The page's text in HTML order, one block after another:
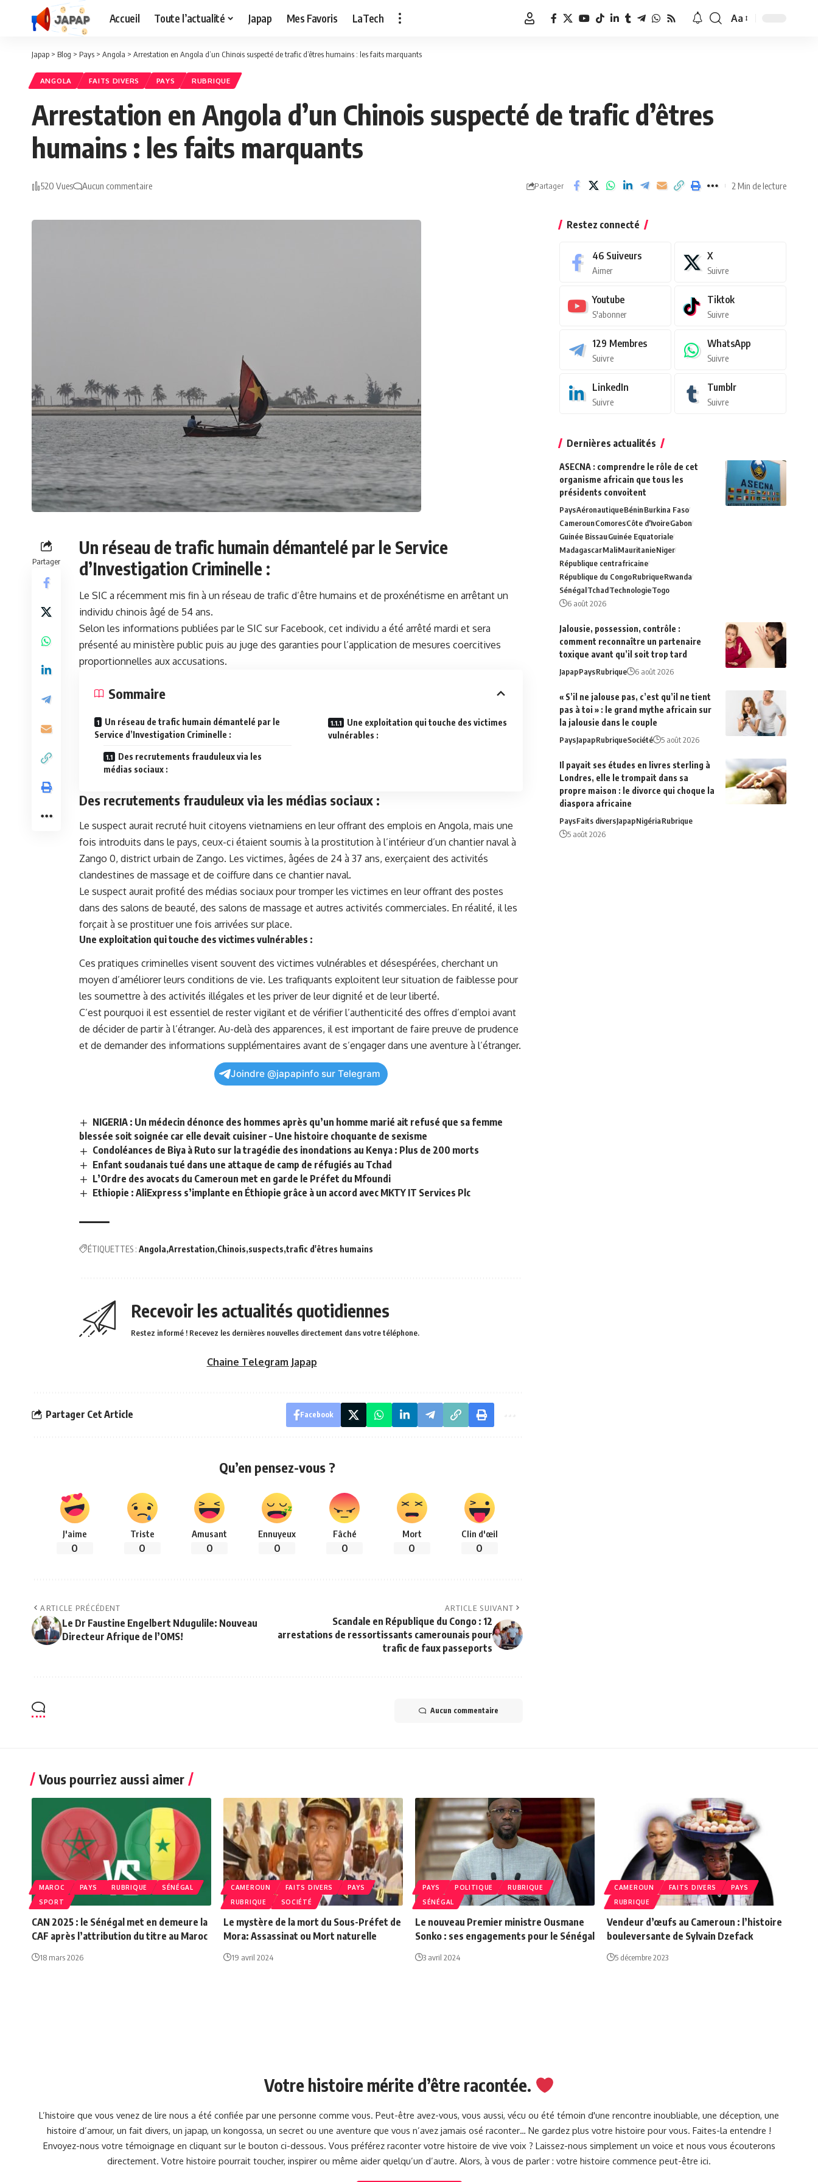
Accueil Toute l’actualité Japap Mes Favoris LaTech
Redimensionner
Aa
Japap > Blog > Pays > Angola > Arrestation en Angola d’un Chinois suspecté de trafic d’êtres humains : les faits marquants
ANGOLA FAITS DIVERS PAYS RUBRIQUE
Arrestation en Angola d’un Chinois suspecté de trafic d’êtres
humains : les faits marquants
520 Vues Aucun commentaire Partager 2 Min de lecture
Partager
Un réseau de trafic humain démantelé ‍par le‌ Service
d’Investigation Criminelle⁤ :
Le SIC a récemment mis fin à un réseau de trafic d’être humains et de⁣ proxénétisme en ‌arrêtant un
individu chinois ‌âgé de 54 ans.
Selon les informations publiées par le⁢ SIC sur Facebook, cet individu a été arrêté mardi et sera
présenté au ministère public puis au juge des garanties pour ⁣l’application de ‍mesures coercitives
⁣proportionnelles aux accusations.
Sommaire
Un réseau de trafic humain démantelé ‍par le‌
Service d’Investigation Criminelle⁤ :
Des recrutements‌ frauduleux via les
médias sociaux :
Une exploitation qui touche ⁢des victimes‌
vulnérables :
Des recrutements‌ frauduleux via les médias sociaux :
Le suspect aurait recruté huit citoyens vietnamiens ⁤en leur‌ offrant ⁤des emplois en Angola, mais une
fois introduits dans le pays, ⁢ceux-ci étaient soumis à la ⁤prostitution⁣ à l’intérieur ‌d’un chantier naval à​
Zango 0, district urbain de Zango. Les victimes, âgées de 24 à 37⁣ ans, exerçaient des activités
clandestines ‌de massage et de coiffure dans⁣ ce⁣ chantier naval.
Le suspect‌ aurait profité des médias sociaux ⁢pourtromperles victimes en leur offrant⁤ des postes
dans‍ des salons de beauté, des ⁣salons de massage et autres activités commerciales. En réalité, il les​
forçait​ à se prostituer‌ une fois‌ arrivées sur ⁣place.
Une exploitation qui touche ⁢des victimes‌ vulnérables :
Ces⁣ pratiques criminelles visent souvent ⁢des victimes vulnérables ⁤et désespérées, cherchant un
moyen d’améliorer leurs conditions de vie. Les trafiquants exploitent leur situation de faiblesse pour‍
les soumettre à des activités ‍illégales⁤ et les‍ priver de leur​ dignité et de leur ​liberté.
C’est pourquoi ​il est essentiel ‌de rester vigilant ⁢et de ⁣vérifier l’authenticité des offres‍ d’emploi avant
de décider de partir à l’étranger. Au-delà des⁤ apparences, il est important de faire preuve de prudence
et de demander des informations⁤ supplémentaires avant de s’engager dans une aventure à l’étranger.
Joindre @japapinfo sur Telegram
NIGERIA : Un médecin dénonce des hommes après qu’un homme marié ait refusé que sa femme
blessée soit soignée car elle devait cuisiner – Une histoire choquante de sexisme
Condoléances de Biya à Ruto sur la tragédie des inondations au Kenya : Plus de 200 morts
Enfant soudanais tué dans une attaque de camp de réfugiés au Tchad
L’Ordre des avocats du Cameroun met en garde le Préfet du Mfoundi
Ethiopie : AliExpress s’implante en Éthiopie grâce à un accord avec MKTY IT Services Plc
ÉTIQUETTES : Angola Arrestation Chinois suspects trafic d'êtres humains
Recevoir les actualités quotidiennes
Restez informé ! Recevez les dernières nouvelles directement dans votre téléphone.
Chaine Telegram Japap
Partager Cet Article Facebook
Qu’en pensez-vous ?
J'aime
0
Triste
0
Amusant
0
Ennuyeux
0
Fâché
0
Mort
0
Clin d'œil
0
ARTICLE PRÉCÉDENT
Le Dr Faustine Engelbert Ndugulile: Nouveau
Directeur Afrique de l’OMS!
ARTICLE SUIVANT
Scandale en République du Congo : 12
arrestations de ressortissants camerounais pour
trafic de faux passeports
Aucun commentaire
Restez connecté
46 Suiveurs
Aimer
X
Suivre
Youtube
S'abonner
Tiktok
Suivre
129 Membres
Suivre
WhatsApp
Suivre
LinkedIn
Suivre
Tumblr
Suivre
Dernières actualités
ASECNA : comprendre le rôle de cet
organisme africain que tous les
présidents convoitent
PaysAéronautiqueBéninBurkina Faso
CamerounComoresCôte d'IvoireGabon
Guinée BissauGuinée Equatoriale
MadagascarMaliMauritanieNiger
République centrafricaine
République du CongoRubriqueRwanda
SénégalTchadTechnologieTogo
6 août 2026
Jalousie, possession, contrôle :
comment reconnaître un partenaire
toxique avant qu’il soit trop tard
JapapPaysRubrique 6 août 2026
« S’il ne jalouse pas, c’est qu’il ne tient
pas à toi » : le grand mythe africain sur
la jalousie dans le couple
PaysJapapRubriqueSociété 5 août 2026
Il payait ses études en livres sterling à
Londres, elle le trompait dans sa
propre maison : le divorce qui choque la
diaspora africaine
PaysFaits diversJapapNigériaRubrique
5 août 2026
Vous pourriez aussi aimer
MAROC PAYS RUBRIQUE
SÉNÉGAL
SPORT
CAN 2025 : le Sénégal met en demeure la
CAF après l’attribution du titre au Maroc
18 mars 2026
CAMEROUN FAITS DIVERS
PAYS
RUBRIQUE
SOCIÉTÉ
Le mystère de la mort du Sous-Préfet de
Mora: Assassinat ou Mort naturelle
19 avril 2024
PAYS POLITIQUE
RUBRIQUE
SÉNÉGAL
Le nouveau Premier ministre Ousmane
Sonko : ses engagements pour le Sénégal
3 avril 2024
CAMEROUN FAITS DIVERS
PAYS
RUBRIQUE
Vendeur d’œufs au Cameroun : l’histoire
bouleversante de Sylvain Dzefack
5 décembre 2023
Votre histoire mérite d’être racontée.
L’histoire que vous venez de lire nous a été confiée par une personne comme vous. Peut-être avez-vous, vous aussi, vécu ou été témoin d'une rencontre inoubliable, une déception, une
histoire d’amour, un fait divers, un japap, un kongossa, un secret ou une aventure que vous n’avez jamais osé raconter… Ne gardez plus votre histoire pour vous. Faites-la entendre !
Envoyez-nous votre témoignage en cliquant sur le bouton ci-dessous. Vous préférez raconter votre histoire de vive voix ? Laissez-nous simplement un voice et nous vous écouterons
directement. Votre histoire pourrait toucher, inspirer ou même aider quelqu’un d’autre. Alors, à vous de parler : votre histoire commence peut-être ici.